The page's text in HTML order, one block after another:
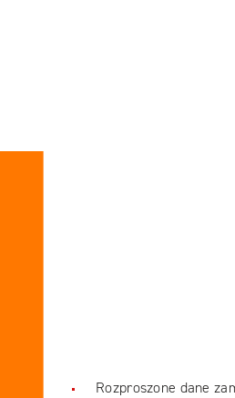
Rozproszone dane